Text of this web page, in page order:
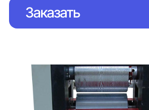
Заказать